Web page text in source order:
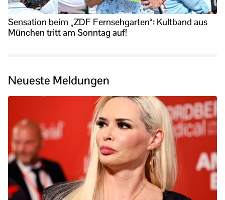
Sensation beim „ZDF Fernsehgarten“: Kultband aus
München tritt am Sonntag auf!
Neueste Meldungen